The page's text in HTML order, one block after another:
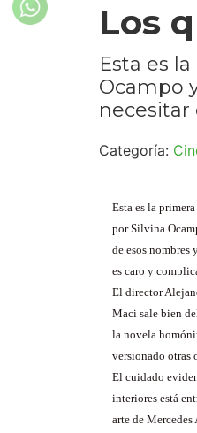
Los
Esta es
Ocampo
necesitar
Categoría:
Esta es la
por Silvina
de esos nombres
es caro y
El director
Maci sale bien
la novela
versionado otras
El cuidado
interiores está
arte de